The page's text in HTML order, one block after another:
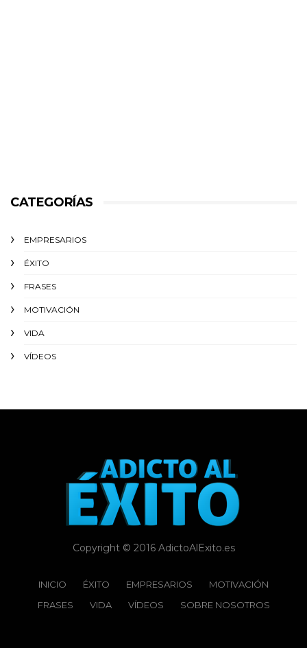
CATEGORÍAS
EMPRESARIOS
ÉXITO‬
FRASES
MOTIVACIÓN
VIDA
VÍDEOS
Copyright © 2016 AdictoAlExito.es
INICIO ÉXITO‬ EMPRESARIOS
MOTIVACIÓN
FRASES
VIDA VÍDEOS SOBRE NOSOTROS